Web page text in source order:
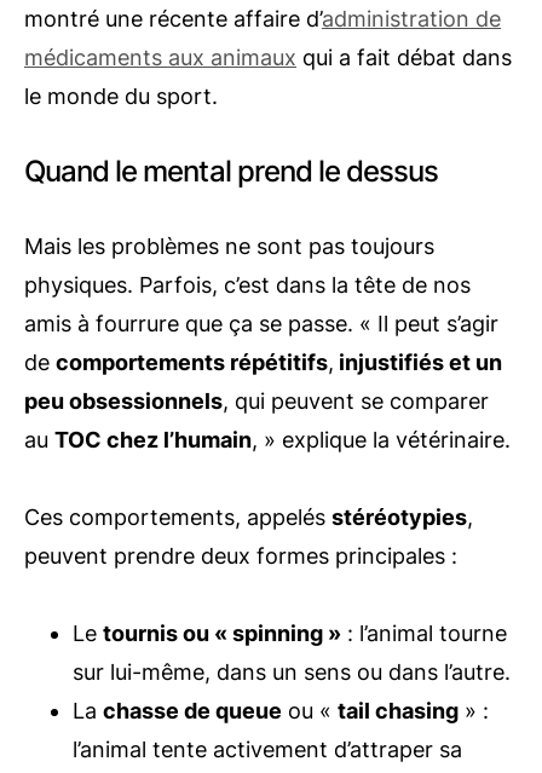
montré une récente affaire d’administration de
médicaments aux animaux qui a fait débat dans
le monde du sport.
Quand le mental prend le dessus
Mais les problèmes ne sont pas toujours
physiques. Parfois, c’est dans la tête de nos
amis à fourrure que ça se passe. « Il peut s’agir
de comportements répétitifs, injustifiés et un
peu obsessionnels, qui peuvent se comparer
au TOC chez l’humain, » explique la vétérinaire.
Ces comportements, appelés stéréotypies,
peuvent prendre deux formes principales :
Le tournis ou « spinning » : l’animal tourne
sur lui-même, dans un sens ou dans l’autre.
La chasse de queue ou « tail chasing » :
l’animal tente activement d’attraper sa